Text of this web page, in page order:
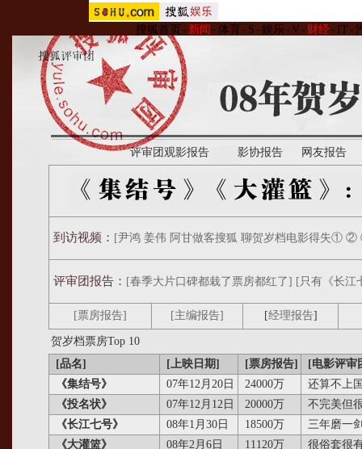
搜狐首页 - 新闻 - 体育 - S - 娱乐 - V- 财经- IT -
评审团观影报告 影协报告 网友报告
到访视频： [尹鸿 姜伟 阿甘做客搜狐 聊贺岁档电影得失① ②
评审团报告： [春季大片口碑都栽了票房都红了] [只有《长江
[票房报告] [主编报告] [经理报告]
贺岁档票房Top 10
[品名]
[上映日期] [票房报告]
[电影评审
《集结号》
07年12月20日 24000万
还算不上
《投名状》
07年12月12日 20000万
不完美但
《长江七号》
08年1月30日 18500万
三年磨一
《大灌篮》
08年2月6日 11120万
很俗套很